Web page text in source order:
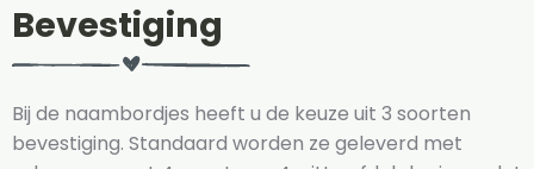
Bevestiging
Bij de naambordjes heeft u de keuze uit 3 soorten
bevestiging. Standaard worden ze geleverd met